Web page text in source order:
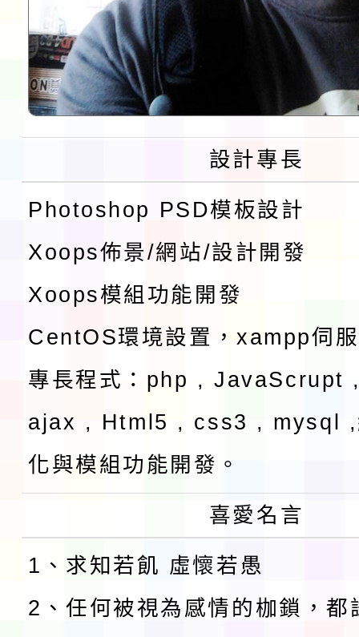
設計專長
Photoshop PSD模板設計
Xoops佈景/網站/設計開發
Xoops模組功能開發
CentOS環境設置，xampp伺
專長程式：php , JavaScrupt
ajax , Html5 , css3 , mysql ,
化與模組功能開發。
喜愛名言
1、求知若飢 虛懷若愚
2、任何被視為感情的枷鎖，都